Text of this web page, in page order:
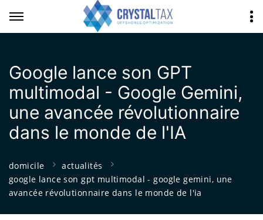
Google lance son GPT
multimodal - Google Gemini,
une avancée révolutionnaire
dans le monde de l'IA
domicile
actualités
google lance son gpt multimodal - google gemini, une
avancée révolutionnaire dans le monde de l'ia